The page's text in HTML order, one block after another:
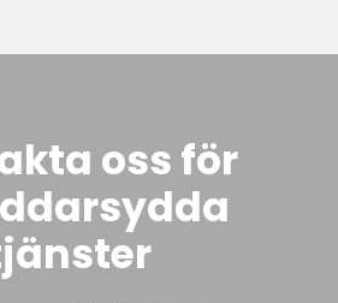
oss för